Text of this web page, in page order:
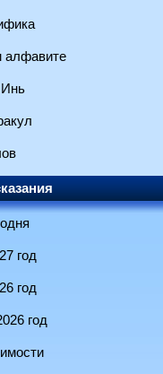
алфавите
Инь
год
год
год